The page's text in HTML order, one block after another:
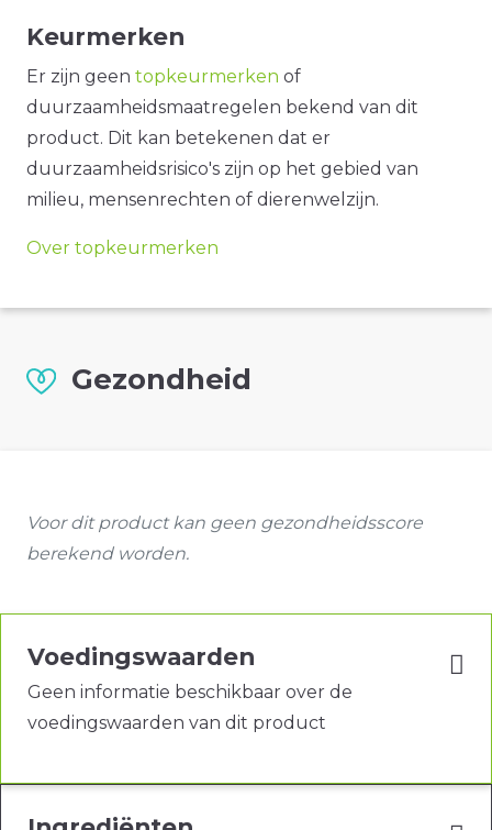
Keurmerken
Er zijn geen topkeurmerken of
duurzaamheidsmaatregelen bekend van dit
product. Dit kan betekenen dat er
duurzaamheidsrisico's zijn op het gebied van
milieu, mensenrechten of dierenwelzijn.
Over topkeurmerken
Gezondheid
Voor dit product kan geen gezondheidsscore
berekend worden.
Voedingswaarden
Geen informatie beschikbaar over de
voedingswaarden van dit product